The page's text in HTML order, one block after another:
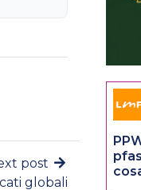
post
globali